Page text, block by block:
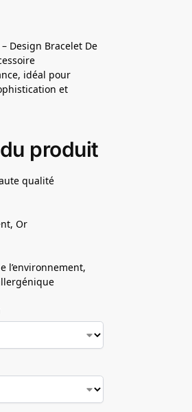
Design Bracelet De
idéal pour
et
produit
qualité
Or
l’environnement,